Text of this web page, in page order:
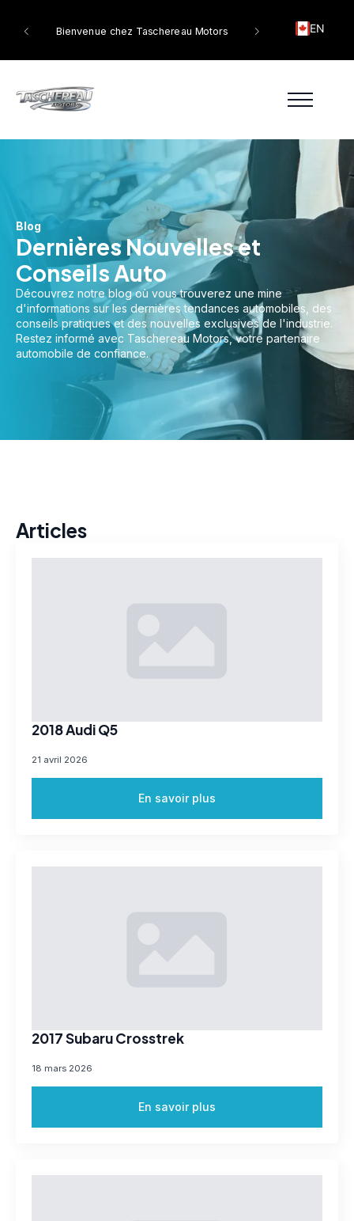
Bienvenue chez Taschereau Motors EN
Blog
Dernières Nouvelles et
Conseils Auto
Découvrez notre blog où vous trouverez une mine
d'informations sur les dernières tendances automobiles, des
conseils pratiques et des nouvelles exclusives de l'industrie.
Restez informé avec Taschereau Motors, votre partenaire
automobile de confiance.
Articles
2018 Audi Q5
21 avril 2026
En savoir plus
2017 Subaru Crosstrek
18 mars 2026
En savoir plus